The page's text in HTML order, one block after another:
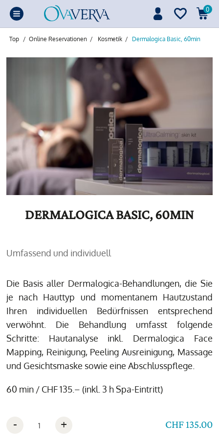
0
Top / Online Reservationen / Kosmetik / Dermalogica Basic, 60min
DERMALOGICA BASIC, 60MIN
Umfassend und individuell
Die Basis aller Dermalogica-Behandlungen, die Sie
je nach Hauttyp und momentanem Hautzustand
Ihren individuellen Bedürfnissen entsprechend
verwöhnt. Die Behandlung umfasst folgende
Schritte: Hautanalyse inkl. Dermalogica Face
Mapping, Reinigung, Peeling Ausreinigung, Massage
und Gesichtsmaske sowie eine Abschlusspflege.
60 min / CHF 135.– (inkl. 3 h Spa-Eintritt)
CHF 135.00
- +